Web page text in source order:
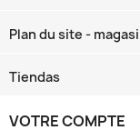
Plan du site -
Tiendas
VOTRE COMPTE